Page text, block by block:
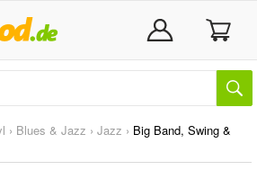
› Blues & Jazz › Jazz › Big Band, Swing &